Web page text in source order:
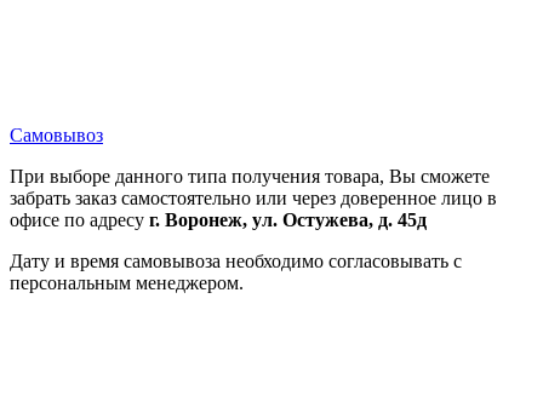
Самовывоз
При выборе данного типа получения товара, Вы сможете
забрать заказ самостоятельно или через доверенное лицо в
офисе по адресу г. Воронеж, ул. Остужева, д. 45д
Дату и время самовывоза необходимо согласовывать с
персональным менеджером.